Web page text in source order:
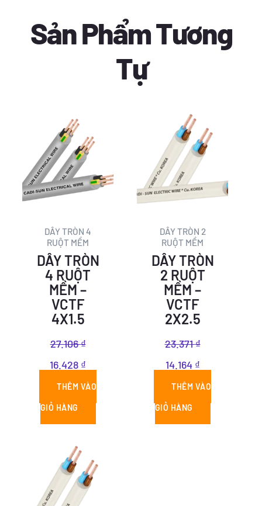
Sản Phẩm Tương
Tự
DÂY TRÒN 4
RUỘT MỀM
DÂY TRÒN
4 RUỘT
MỀM –
VCTF
4X1.5
27.106₫
gốc
là:
27.106 ₫.
16.428 ₫
hiện
tại
là:
THÊM VÀO
GIỎ HÀNG
DÂY TRÒN 2
RUỘT MỀM
DÂY TRÒN
2 RUỘT
MỀM –
VCTF
2X2.5
23.371₫
gốc
là:
23.371 ₫.
14.164 ₫
hiện
tại
là:
14.164 ₫.
THÊM VÀO
GIỎ HÀNG
gốc
là:
hiện
tại